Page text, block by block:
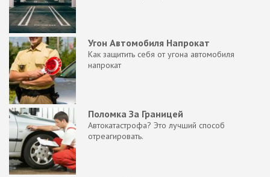
Угон Автомобиля Напрокат
Как защитить себя от угона автомобиля
напрокат
Поломка За Границей
Автокатастрофа? Это лучший способ
отреагировать.